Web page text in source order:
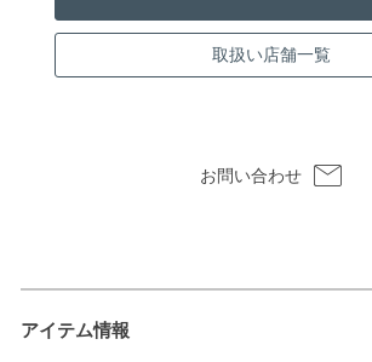
取扱い店舗一覧
お問い合わせ
アイテム情報